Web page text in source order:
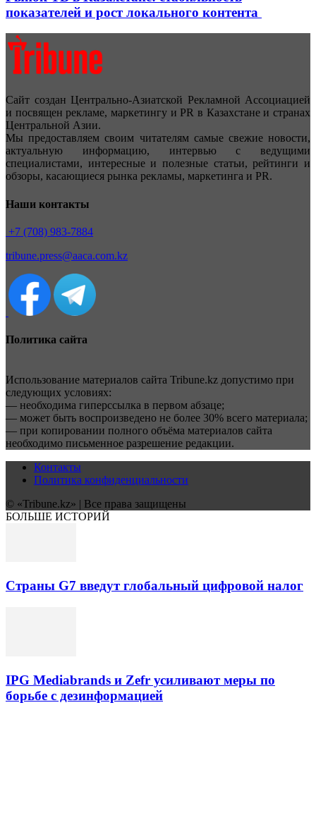
показателей и рост локального контента
Сайт создан Центрально-Азиатской Рекламной Ассоциацией
и посвящен рекламе, маркетингу и PR в Казахстане и странах
Центральной Азии.
Мы предоставляем своим читателям самые свежие новости,
актуальную информацию, интервью с ведущими
специалистами, интересные и полезные статьи, рейтинги и
обзоры, касающиеся рынка рекламы, маркетинга и PR.
Наши контакты
+7 (708) 983-7884
tribune.press@aaca.com.kz
Политика сайта
Использование материалов сайта Tribune.kz допустимо при
следующих условиях:
— необходима гиперссылка в первом абзаце;
— может быть воспроизведено не более 30% всего материала;
— при копировании полного объёма материалов сайта
необходимо письменное разрешение редакции.
Контакты
Политика конфиденциальности
© «Tribune.kz» | Все права защищены
БОЛЬШЕ ИСТОРИЙ
Страны G7 введут глобальный цифровой налог
IPG Mediabrands и Zefr усиливают меры по
борьбе с дезинформацией